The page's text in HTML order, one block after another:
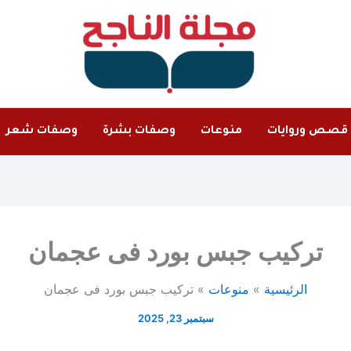
قصص وروايات منوعات وصفات بشرة وصفات شعر
تركيب جبس بورد فى عجمان
الرئيسية منوعات تركيب جبس بورد فى عجمان
سبتمبر 23, 2025